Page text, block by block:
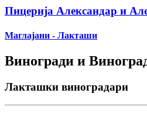
Пицерија Александар и
Маглајани - Лакташи
Виногради и
Лакташки виноградари